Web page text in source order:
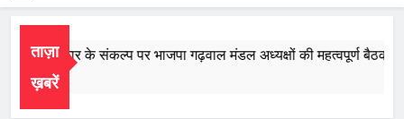
ताज़ा
ख़बरें
बार सरकार के संकल्प पर भाजपा गढ़वाल मंडल अध्यक्षों की महत्वपूर्ण बैठक
8, 2026